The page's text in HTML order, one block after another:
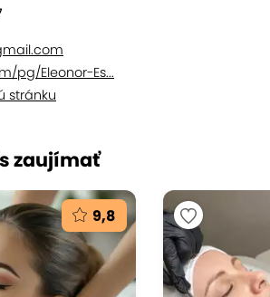
služieb.
pg/Eleonor-Es...
stránku
zaujímať
9,8